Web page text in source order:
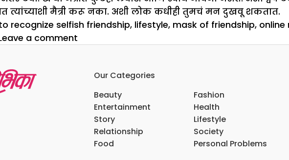
त्यांच्याशी मैत्री करू नका. अशी लोक कधीही तुमचं मन दुखवू शकतात.
recognize selfish friendship, lifestyle, mask of friendship,
a comment
कशी
ओळखाल
Our Categories
Beauty
Entertainment
Story
Relationship
Food
Fashion
Health
Lifestyle
Society
Personal Problems